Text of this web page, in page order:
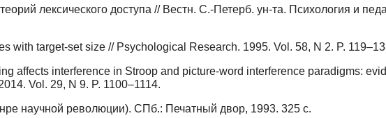
лексического доступа // Вестн. С.-Петерб. ун-та. Психология и
with target-set size // Psychological Research. 1995. Vol. 58, N 2. P.
affects interference in Stroop and picture-word interference paradigms:
Vol. 29, N 9. P. 1100–1114.
научной революции). СПб.: Печатный двор, 1993. 325 с.